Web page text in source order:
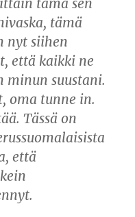
tämä
nyt siihen
että kaikki ne
minun suustani.
oma tunne in.
Tässä on
että